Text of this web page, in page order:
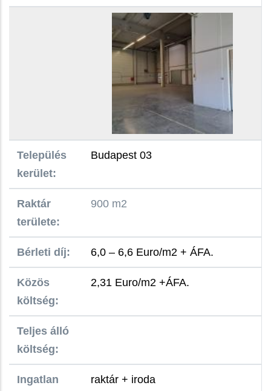
Település
kerület:
Budapest 03
Raktár
területe:
900 m2
Bérleti díj: 6,0 – 6,6 Euro/m2 + ÁFA.
Közös
költség:
2,31 Euro/m2 +ÁFA.
Teljes álló
költség:
Ingatlan
raktár + iroda